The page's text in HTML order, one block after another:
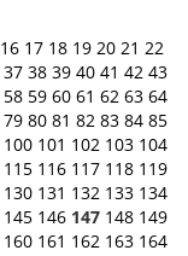
16 17 18 19 20 21 22
37 38 39 40 41 42 43
58 59 60 61 62 63 64
79 80 81 82 83 84 85
100 101 102 103 104
115 116 117 118 119
130 131 132 133 134
145 146 147 148 149
160 161 162 163 164